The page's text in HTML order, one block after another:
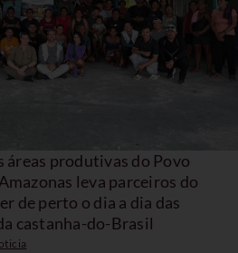
áreas produtivas do Povo
leva parceiros do
de perto o dia a dia das
castanha-do-Brasil